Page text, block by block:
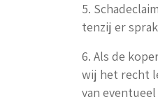
5.
tenzij er
6. Als de
wij het recht
van